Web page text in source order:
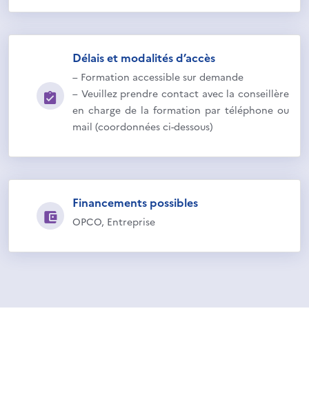
Délais et modalités d’accès
– Formation accessible sur demande
– Veuillez prendre contact avec la conseillère
en charge de la formation par téléphone ou
mail (coordonnées ci-dessous)
Financements possibles
OPCO, Entreprise